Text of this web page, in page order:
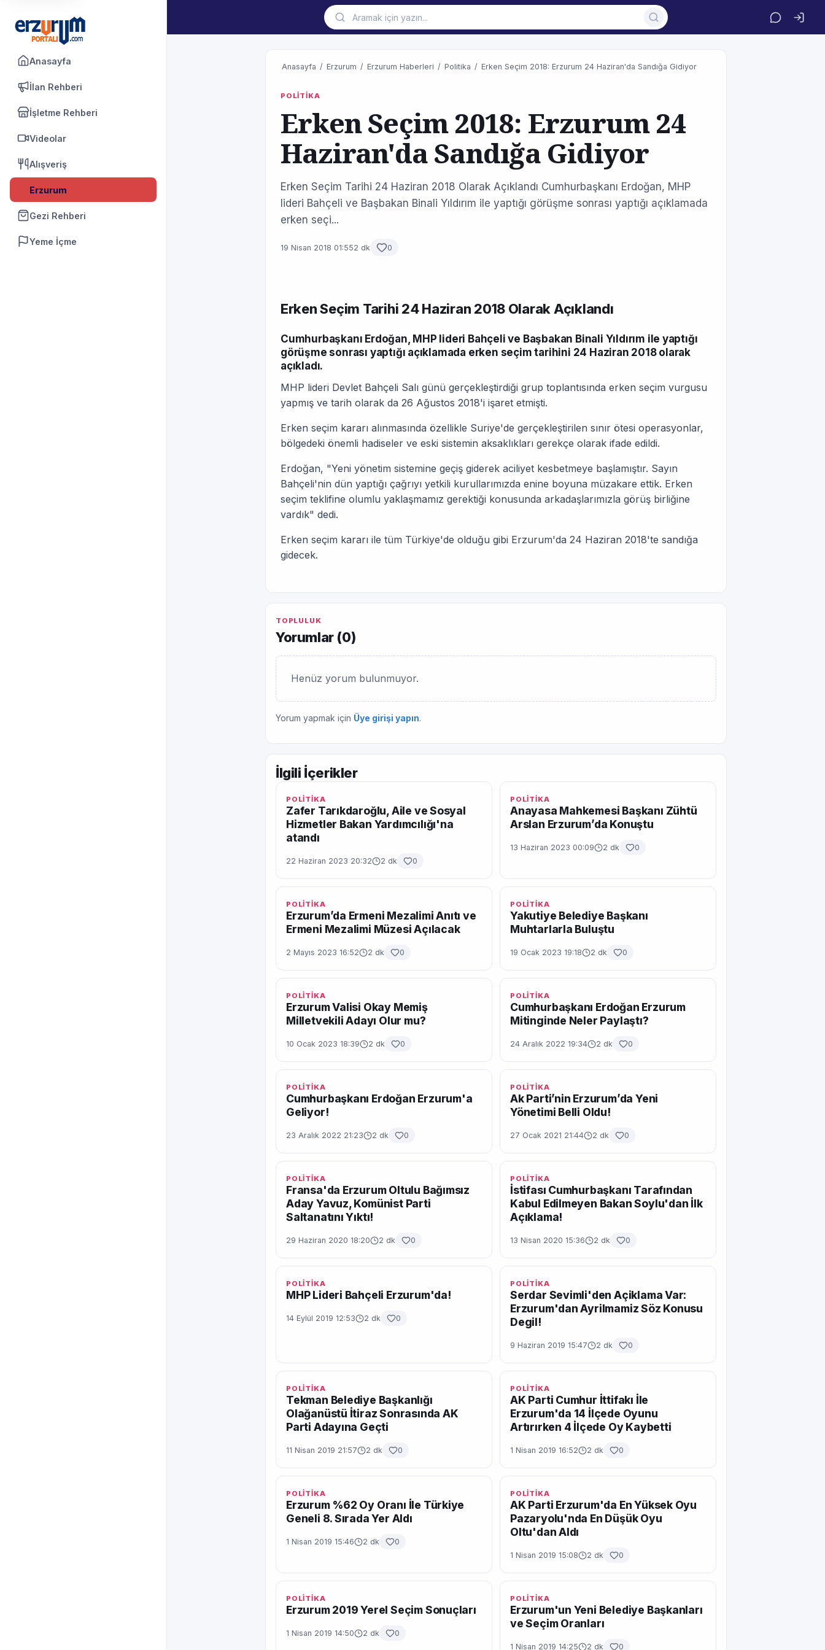
Anasayfa
İlan Rehberi
İşletme Rehberi
Videolar
Alışveriş
Erzurum
Gezi Rehberi
Yeme İçme
Anasayfa / Erzurum / Erzurum Haberleri / Politika / Erken Seçim 2018: Erzurum 24 Haziran'da Sandığa Gidiyor
POLİTİKA
Erken Seçim 2018: Erzurum 24
Haziran'da Sandığa Gidiyor
Erken Seçim Tarihi 24 Haziran 2018 Olarak Açıklandı Cumhurbaşkanı Erdoğan, MHP
lideri Bahçeli ve Başbakan Binali Yıldırım ile yaptığı görüşme sonrası yaptığı açıklamada
erken seçi...
19 Nisan 2018 01:552 dk 0
Erken Seçim Tarihi 24 Haziran 2018 Olarak Açıklandı
Cumhurbaşkanı Erdoğan, MHP lideri Bahçeli ve Başbakan Binali Yıldırım ile yaptığı
görüşme sonrası yaptığı açıklamada erken seçim tarihini 24 Haziran 2018 olarak
açıkladı.
MHP lideri Devlet Bahçeli Salı günü gerçekleştirdiği grup toplantısında erken seçim vurgusu
yapmış ve tarih olarak da 26 Ağustos 2018'i işaret etmişti.
Erken seçim kararı alınmasında özellikle Suriye'de gerçekleştirilen sınır ötesi operasyonlar,
bölgedeki önemli hadiseler ve eski sistemin aksaklıkları gerekçe olarak ifade edildi.
Erdoğan, "Yeni yönetim sistemine geçiş giderek aciliyet kesbetmeye başlamıştır. Sayın
Bahçeli'nin dün yaptığı çağrıyı yetkili kurullarımızda enine boyuna müzakare ettik. Erken
seçim teklifine olumlu yaklaşmamız gerektiği konusunda arkadaşlarımızla görüş birliğine
vardık" dedi.
Erken seçim kararı ile tüm Türkiye'de olduğu gibi Erzurum'da 24 Haziran 2018'te sandığa
gidecek.
TOPLULUK
Yorumlar (0)
Henüz yorum bulunmuyor.
Yorum yapmak için Üye girişi yapın.
İlgili İçerikler
POLİTİKA
Zafer Tarıkdaroğlu, Aile ve Sosyal
Hizmetler Bakan Yardımcılığı'na
atandı
22 Haziran 2023 20:32 2 dk 0
POLİTİKA
Anayasa Mahkemesi Başkanı Zühtü
Arslan Erzurum’da Konuştu
13 Haziran 2023 00:09 2 dk 0
POLİTİKA
Erzurum’da Ermeni Mezalimi Anıtı ve
Ermeni Mezalimi Müzesi Açılacak
2 Mayıs 2023 16:52 2 dk 0
POLİTİKA
Yakutiye Belediye Başkanı
Muhtarlarla Buluştu
19 Ocak 2023 19:18 2 dk 0
POLİTİKA
Erzurum Valisi Okay Memiş
Milletvekili Adayı Olur mu?
10 Ocak 2023 18:39 2 dk 0
POLİTİKA
Cumhurbaşkanı Erdoğan Erzurum
Mitinginde Neler Paylaştı?
24 Aralık 2022 19:34 2 dk 0
POLİTİKA
Cumhurbaşkanı Erdoğan Erzurum'a
Geliyor!
23 Aralık 2022 21:23 2 dk 0
POLİTİKA
Ak Parti’nin Erzurum’da Yeni
Yönetimi Belli Oldu!
27 Ocak 2021 21:44 2 dk 0
POLİTİKA
Fransa'da Erzurum Oltulu Bağımsız
Aday Yavuz, Komünist Parti
Saltanatını Yıktı!
29 Haziran 2020 18:20 2 dk 0
POLİTİKA
İstifası Cumhurbaşkanı Tarafından
Kabul Edilmeyen Bakan Soylu'dan İlk
Açıklama!
13 Nisan 2020 15:36 2 dk 0
POLİTİKA
MHP Lideri Bahçeli Erzurum'da!
14 Eylül 2019 12:53 2 dk 0
POLİTİKA
Serdar Sevimli'den Açiklama Var:
Erzurum'dan Ayrilmamiz Söz Konusu
Degil!
9 Haziran 2019 15:47 2 dk 0
POLİTİKA
Tekman Belediye Başkanlığı
Olağanüstü İtiraz Sonrasında AK
Parti Adayına Geçti
11 Nisan 2019 21:57 2 dk 0
POLİTİKA
AK Parti Cumhur İttifakı İle
Erzurum'da 14 İlçede Oyunu
Artırırken 4 İlçede Oy Kaybetti
1 Nisan 2019 16:52 2 dk 0
POLİTİKA
Erzurum %62 Oy Oranı İle Türkiye
Geneli 8. Sırada Yer Aldı
1 Nisan 2019 15:46 2 dk 0
POLİTİKA
AK Parti Erzurum'da En Yüksek Oyu
Pazaryolu'nda En Düşük Oyu
Oltu'dan Aldı
1 Nisan 2019 15:08 2 dk 0
POLİTİKA
Erzurum 2019 Yerel Seçim Sonuçları
1 Nisan 2019 14:50 2 dk 0
POLİTİKA
Erzurum'un Yeni Belediye Başkanları
ve Seçim Oranları
1 Nisan 2019 14:25 2 dk 0